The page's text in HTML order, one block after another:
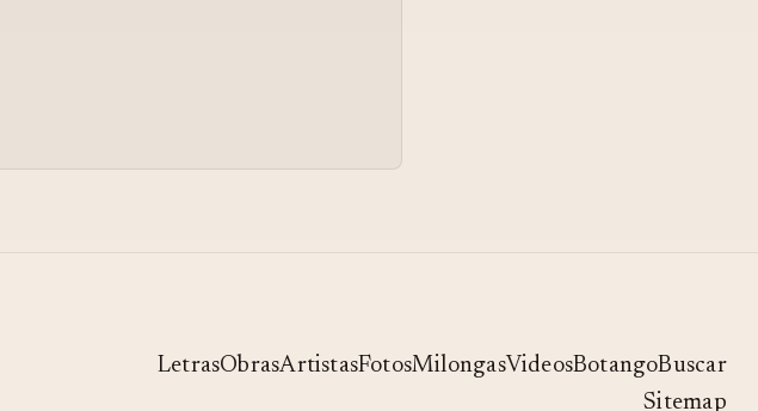
LetrasObrasArtistasFotosMilongasVideosBotangoBuscar
Sitemap